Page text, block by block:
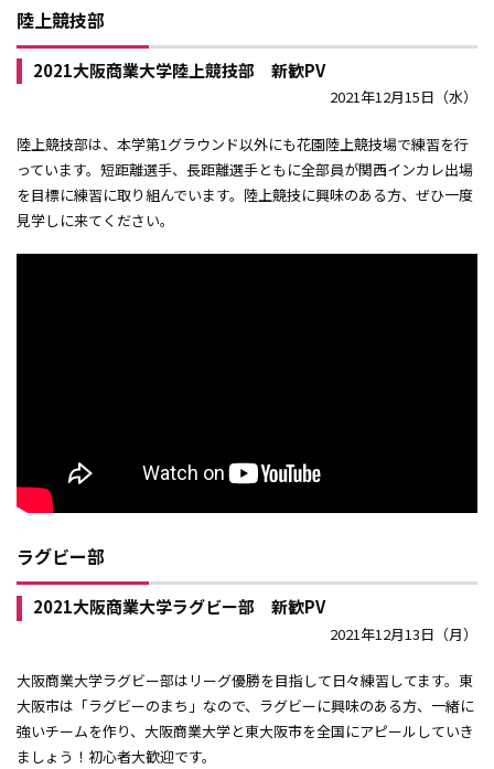
陸上競技部
2021大阪商業大学陸上競技部 新歓PV
2021年12月15日（水）
陸上競技部は、本学第1グラウンド以外にも花園陸上競技場で練習を行
っています。短距離選手、長距離選手ともに全部員が関西インカレ出場
を目標に練習に取り組んでいます。陸上競技に興味のある方、ぜひ一度
見学しに来てください。
ラグビー部
2021大阪商業大学ラグビー部 新歓PV
2021年12月13日（月）
大阪商業大学ラグビー部はリーグ優勝を目指して日々練習してます。東
大阪市は「ラグビーのまち」なので、ラグビーに興味のある方、一緒に
強いチームを作り、大阪商業大学と東大阪市を全国にアピールしていき
ましょう！初心者大歓迎です。